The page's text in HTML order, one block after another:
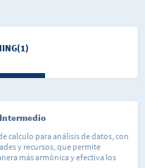
calculo para análisis de datos, con
y recursos, que permite
más armónica y efectiva los